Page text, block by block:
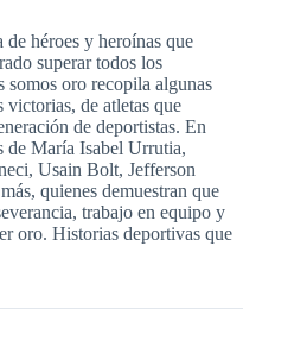
héroes y heroínas que
superar todos los
somos oro recopila algunas
victorias, de atletas que
de deportistas. En
de María Isabel Urrutia,
Usain Bolt, Jefferson
quienes demuestran que
trabajo en equipo y
oro. Historias deportivas que